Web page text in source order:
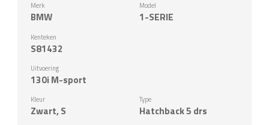
Merk
BMW
Model
1-SERIE
Kenteken
S81432
Uitvoering
130i M-sport
Kleur
Zwart, S
Type
Hatchback 5 drs